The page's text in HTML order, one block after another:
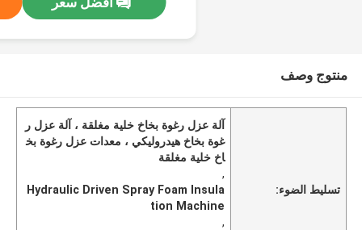
منتوج وصف
تسليط الضوء:
آلة عزل رغوة بخاخ خلية مغلقة ، آلة عزل ر
غوة بخاخ هيدروليكي ، معدات عزل رغوة بخ
اخ خلية مغلقة
,
Hydraulic Driven Spray Foam Insula
tion Machine
,